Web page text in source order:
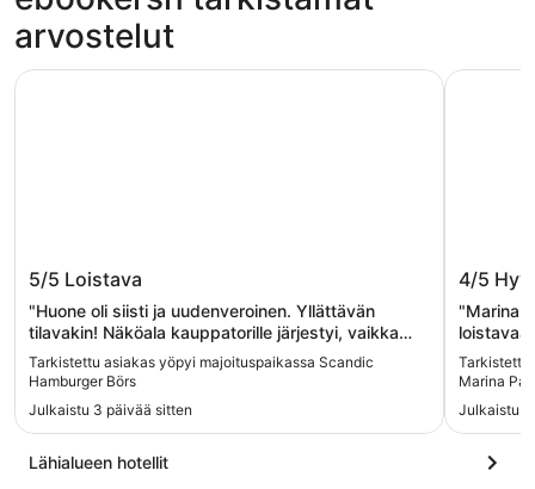
arvostelut
Scandic Hamburger Börs
5/5 Loistava
"Huone oli siisti ja uudenveroinen. Yllättävän
tilavakin! Näköala kauppatorille järjestyi, vaikka
olikin vain normihuone. Henkilökunta tiskillä ja
aamiaisella oli tosi ystävällistä. Erityisesti jäi
mieleen hymyileväinen henkilö, joka otti vastaan
aamiaiselle tänään 6.8. Puhui jopa sujuvaa saksaa
jonkun turistipariskunnan kanssa. Aamiaistarjonta
oli erinomaista, munakokkeli oli juuri oikein
Tarkistettu asiakas yöpyi majoituspaikassa Scandic
Hamburger Börs
Julkaistu 3 päivää sitten
Scandic Hamburger Börs
Turku
4/5
"Marina
loistavaa
terassilla
Tarkistettu
Marina
Julkaistu
Radisson
Lähialueen hotellit